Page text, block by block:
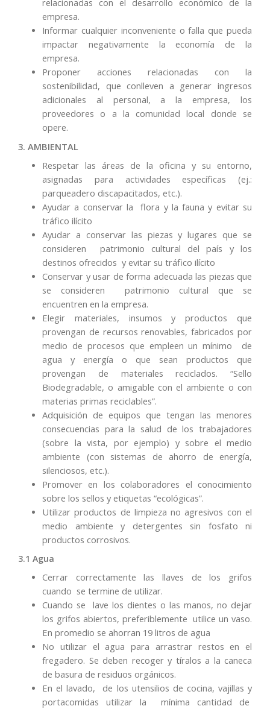
relacionadas con el desarrollo económico de la
empresa.
Informar cualquier inconveniente o falla que pueda
impactar negativamente la economía de la
empresa.
Proponer acciones relacionadas con la
sostenibilidad, que conlleven a generar ingresos
adicionales al personal, a la empresa, los
proveedores o a la comunidad local donde se
opere.
3. AMBIENTAL
Respetar las áreas de la oficina y su entorno,
asignadas para actividades específicas (ej.:
parqueadero discapacitados, etc.).
Ayudar a conservar la flora y la fauna y evitar su
tráfico ilícito
Ayudar a conservar las piezas y lugares que se
consideren patrimonio cultural del país y los
destinos ofrecidos y evitar su tráfico ilícito
Conservar y usar de forma adecuada las piezas que
se consideren patrimonio cultural que se
encuentren en la empresa.
Elegir materiales, insumos y productos que
provengan de recursos renovables, fabricados por
medio de procesos que empleen un mínimo de
agua y energía o que sean productos que
provengan de materiales reciclados. “Sello
Biodegradable, o amigable con el ambiente o con
materias primas reciclables”.
Adquisición de equipos que tengan las menores
consecuencias para la salud de los trabajadores
(sobre la vista, por ejemplo) y sobre el medio
ambiente (con sistemas de ahorro de energía,
silenciosos, etc.).
Promover en los colaboradores el conocimiento
sobre los sellos y etiquetas “ecológicas”.
Utilizar productos de limpieza no agresivos con el
medio ambiente y detergentes sin fosfato ni
productos corrosivos.
3.1 Agua
Cerrar correctamente las llaves de los grifos
cuando se termine de utilizar.
Cuando se lave los dientes o las manos, no dejar
los grifos abiertos, preferiblemente utilice un vaso.
En promedio se ahorran 19 litros de agua
No utilizar el agua para arrastrar restos en el
fregadero. Se deben recoger y tíralos a la caneca
de basura de residuos orgánicos.
En el lavado, de los utensilios de cocina, vajillas y
portacomidas utilizar la mínima cantidad de